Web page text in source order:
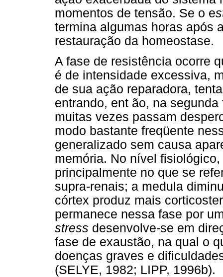
momentos de tensão. Se o e
termina algumas horas após
restauração da homeostase.
A fase de resistência ocorre
é de intensidade excessiva,
de sua ação reparadora,
entrando, ent ão, na
muitas vezes passam
modo bastante freqüente
generalizado sem causa
memória. No nível
principalmente no que se
supra-renais; a medula
córtex produz mais
permanece nessa fase por
stress desenvolve-se em
fase de exaustão, na qual o
doenças graves e
(SELYE, 1982; LIPP, 1996b).